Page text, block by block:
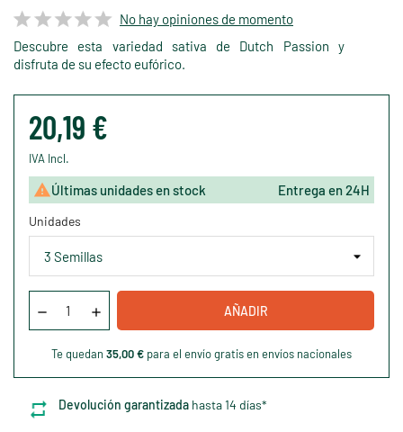
No hay opiniones de momento
Descubre esta variedad sativa de Dutch Passion y
disfruta de su efecto eufórico.
20,19 €
IVA Incl.
Últimas unidades en stock Entrega en 24H
Unidades
AÑADIR
Te quedan 35,00 € para el envío gratis en envíos nacionales
Devolución garantizada hasta 14 días*